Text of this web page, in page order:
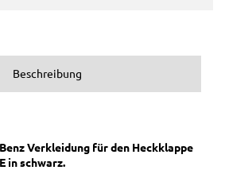
Beschreibung
Verkleidung für den Heckklappe
in schwarz.